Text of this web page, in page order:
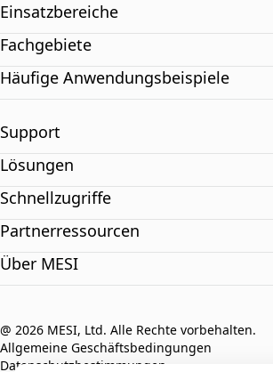
Einsatzbereiche
Fachgebiete
Häufige Anwendungsbeispiele
Support
Lösungen
Schnellzugriffe
Partnerressourcen
Über MESI
@ 2026 MESI, Ltd. Alle Rechte vorbehalten.
Allgemeine Geschäftsbedingungen
Datenschutzbestimmungen